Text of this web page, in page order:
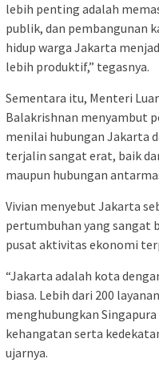
lebih penting adalah
publik, dan pembangunan
hidup warga Jakarta
lebih produktif,” tegasnya.
Sementara itu, Menteri
Balakrishnan menyambut
menilai hubungan Jakarta
terjalin sangat erat, baik
maupun hubungan
Vivian menyebut Jakarta
pertumbuhan yang sangat
pusat aktivitas ekonomi
“Jakarta adalah kota
biasa. Lebih dari 200
menghubungkan
kehangatan serta
ujarnya.